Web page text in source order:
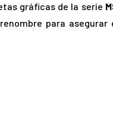
gráficas de la serie
para